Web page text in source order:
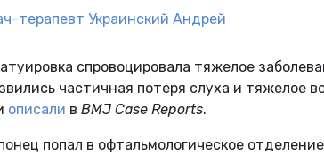
терапевт Украинский Андрей
спровоцировала тяжелое
частичная потеря слуха и тяжелое
описали в BMJ Case Reports.
попал в офтальмологическое